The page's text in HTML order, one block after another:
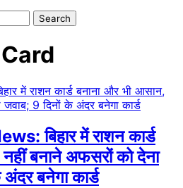
बिहार में राशन कार्ड
बनाने अफसरों को देना
बनेगा कार्ड